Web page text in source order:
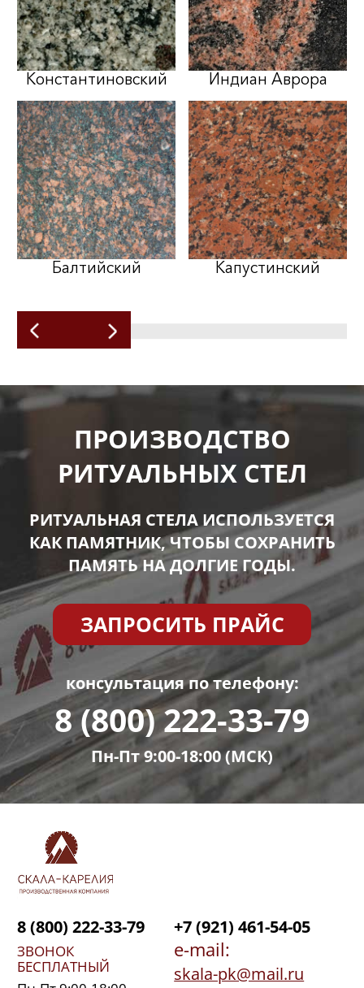
Константиновский Индиан Аврора
Балтийский Капустинский
ПРОИЗВОДСТВО
РИТУАЛЬНЫХ СТЕЛ
РИТУАЛЬНАЯ СТЕЛА ИСПОЛЬЗУЕТСЯ
КАК ПАМЯТНИК, ЧТОБЫ СОХРАНИТЬ
ПАМЯТЬ НА ДОЛГИЕ ГОДЫ.
ЗАПРОСИТЬ ПРАЙС
консультация по телефону:
8 (800) 222-33-79
Пн-Пт 9:00-18:00 (МСК)
8 (800) 222-33-79
ЗВОНОК
БЕСПЛАТНЫЙ
+7 (921) 461-54-05
e-mail:
skala-pk@mail.ru